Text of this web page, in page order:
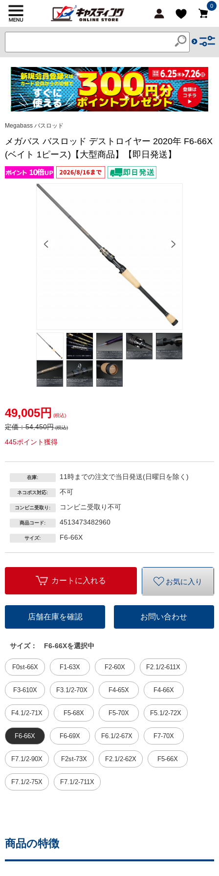
0
Megabass バスロッド
メガバス バスロッド デストロイヤー 2020年 F6-66X
(ベイト 1ピース)【大型商品】【即日発送】
49,005円 (税込)
定価：54,450円(税込)
445ポイント獲得
在庫: 11時までの注文で当日発送(日曜日を除く)
ネコポス対応: 不可
コンビニ受取り: コンビニ受取り不可
商品コード: 4513473482960
サイズ: F6-66X
カートに入れる お気に入り
店舗在庫を確認 お問い合わせ
サイズ： F6-66Xを選択中
F0st-66X F1-63X F2-60X F2.1/2-611X
F3-610X F3.1/2-70X F4-65X F4-66X
F4.1/2-71X F5-68X F5-70X F5.1/2-72X
F6-66X F6-69X F6.1/2-67X F7-70X
F7.1/2-90X F2st-73X F2.1/2-62X F5-66X
F7.1/2-75X F7.1/2-711X
商品の特徴